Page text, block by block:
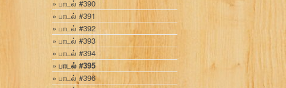
பாடல் #390
பாடல் #391
பாடல் #392
பாடல் #393
பாடல் #394
பாடல் #395
பாடல் #396